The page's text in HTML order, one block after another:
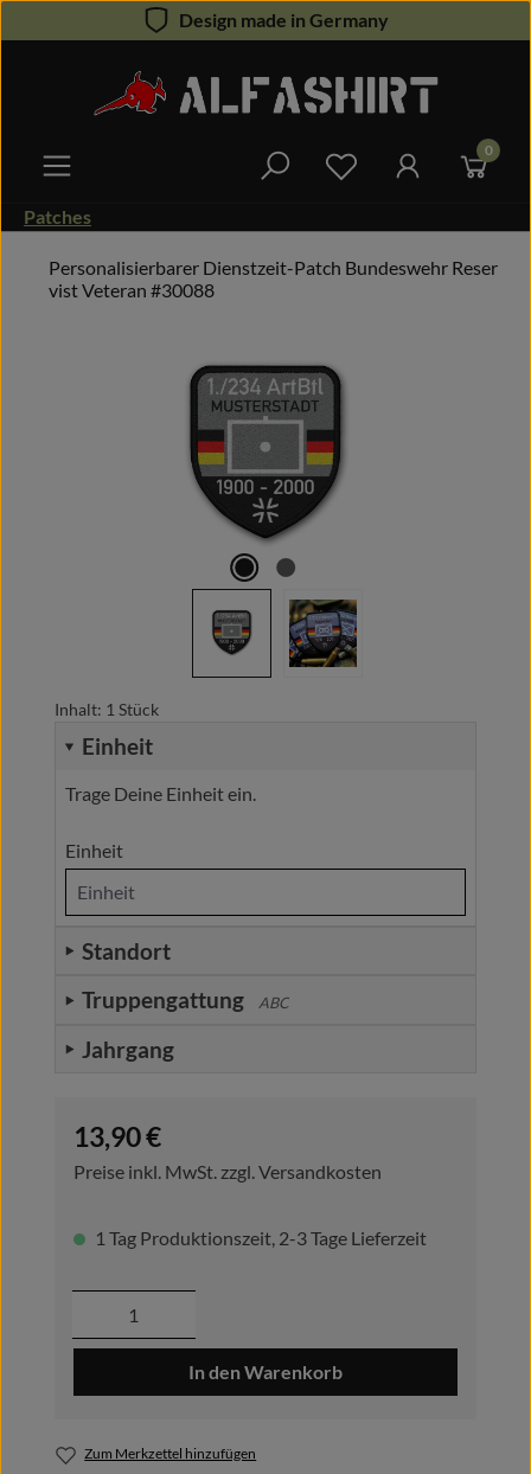
Zum Hauptinhalt springenDesign made in Germany
Du hast 0 0
Patches
Personalisierbarer Dienstzeit-Patch Bundeswehr Reser
vist Veteran #30088
Inhalt: 1 Stück
Einheit
Trage Deine Einheit ein.
Einheit
Standort
Truppengattung
ABC
Jahrgang
Regulärer Preis:
13,90 €
Preise inkl. MwSt. zzgl. Versandkosten
1 Tag Produktionszeit, 2-3 Tage Lieferzeit
Produkt Anzahl: Gib den gewünschten
In den Warenkorb
Zum Merkzettel hinzufügen